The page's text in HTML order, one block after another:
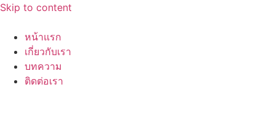
Skip to content
หน้าแรก
เกี่ยวกับเรา
บทความ
ติดต่อเรา